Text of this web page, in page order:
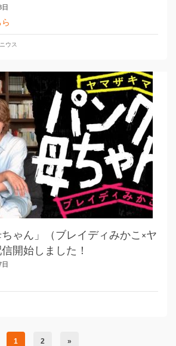
ウス
ゃん」（ブレイディみかこ×ヤ
開始しました！
1 2 »